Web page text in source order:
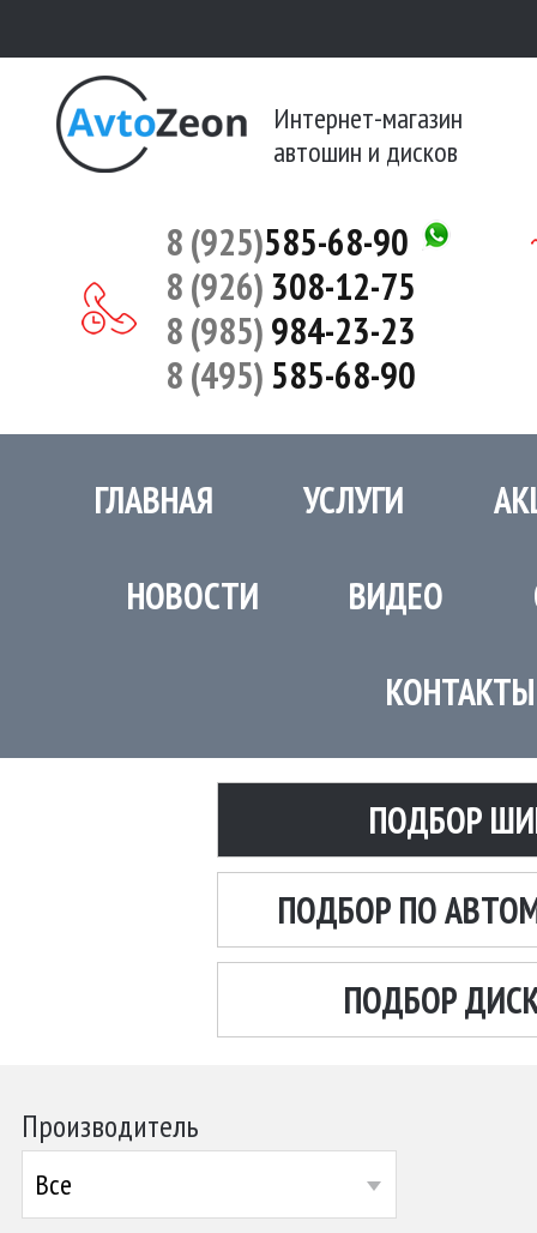
Интернет-магазин
автошин и дисков
8 (925)585-68-90
8 (926) 308-12-75
8 (985)984-23-23
8 (495)585-68-90
ГЛАВНАЯ УСЛУГИ
НОВОСТИ ВИДЕО
КОНТАКТЫ
ПОДБОР
ПОДБОР ПО
ПОДБОР
Производитель
Все